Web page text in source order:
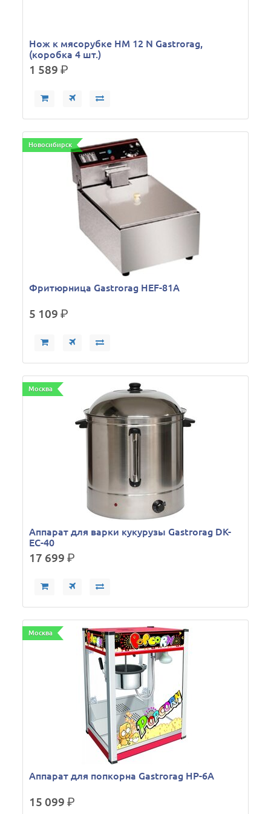
Нож к мясорубке HM 12 N Gastrorag,
(коробка 4 шт.)
1 589р.
Новосибирск
Фритюрница Gastrorag HEF-81A
5 109р.
Москва
Аппарат для варки кукурузы Gastrorag DK-
EC-40
17 699р.
Москва
Аппарат для попкорна Gastrorag HP-6A
15 099р.